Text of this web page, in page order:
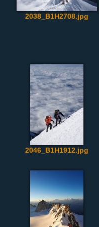
2038_B1H2708.jpg
2046_B1H1912.jpg